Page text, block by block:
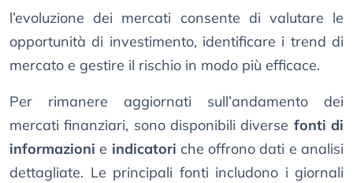
l’evoluzione dei mercati consente di valutare le
opportunità di investimento, identificare i trend di
mercato e gestire il rischio in modo più efficace.
Per rimanere aggiornati sull’andamento dei
mercati finanziari, sono disponibili diverse fonti di
informazioni e indicatori che offrono dati e analisi
dettagliate. Le principali fonti includono i giornali